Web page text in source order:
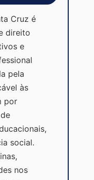
Cruz é
direito
e
pela
às
por
social.
nos